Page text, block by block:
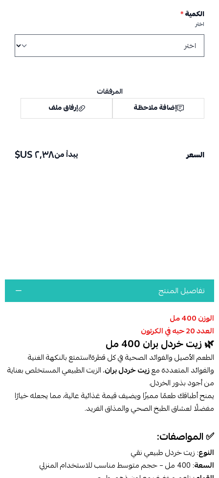
الكمية*
اختر
المرفقات
إضافة ملاحظة
إرفاق ملف
اسحب و افلت الملف هنا
السعر يبدأ من٢٫٣٨ US$
تفاصيل المنتج
الوزن 400 مل
العدد 20 حبه في الكرتون
🌿 زيت خردل بران 400 مل
الطعم الأصيل والفوائد الصحية في كل قطرة!استمتع بالنكهة الغنية
والفوائد المتعددة معزيت خردل بران، الزيت الطبيعي المستخلص بعناية
من أجود بذور الخردل.
يمنح أطباقك طعمًا مميزًا ويضيف قيمة غذائية عالية، مما يجعله خيارًا
مفضلًا لعشاق الطبخ الصحي والمذاق الفريد.
✅ المواصفات:
النوع: زيت خردل طبيعي نقي
السعة: 400 مل – حجم متوسط مناسب للاستخدام المنزلي